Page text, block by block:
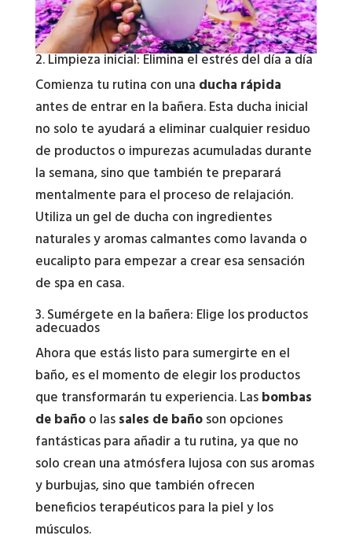
2. Limpieza inicial: Elimina el estrés del día a día
Comienza tu rutina con una ducha rápida
antes de entrar en la bañera. Esta ducha inicial
no solo te ayudará a eliminar cualquier residuo
de productos o impurezas acumuladas durante
la semana, sino que también te preparará
mentalmente para el proceso de relajación.
Utiliza un gel de ducha con ingredientes
naturales y aromas calmantes como lavanda o
eucalipto para empezar a crear esa sensación
de spa en casa.
3. Sumérgete en la bañera: Elige los productos
adecuados
Ahora que estás listo para sumergirte en el
baño, es el momento de elegir los productos
que transformarán tu experiencia. Lasbombas
de bañoo lassales de bañoson opciones
fantásticas para añadir a tu rutina, ya que no
solo crean una atmósfera lujosa con sus aromas
y burbujas, sino que también ofrecen
beneficios terapéuticos para la piel y los
músculos.